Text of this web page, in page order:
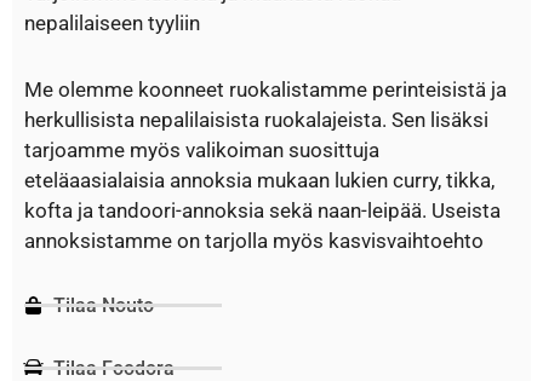
nepalilaiseen tyyliin
Me olemme koonneet ruokalistamme perinteisistä ja
herkullisista nepalilaisista ruokalajeista. Sen lisäksi
tarjoamme myös valikoiman suosittuja
eteläaasialaisia annoksia mukaan lukien curry, tikka,
kofta ja tandoori-annoksia sekä naan-leipää. Useista
annoksistamme on tarjolla myös kasvisvaihtoehto
Tilaa Nouto
Tilaa Foodora